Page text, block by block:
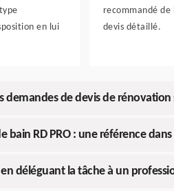
en lui
recommandé de
devis détaillé.
de devis de rénovation
bain RD PRO : une référence
en déléguant la tâche à un